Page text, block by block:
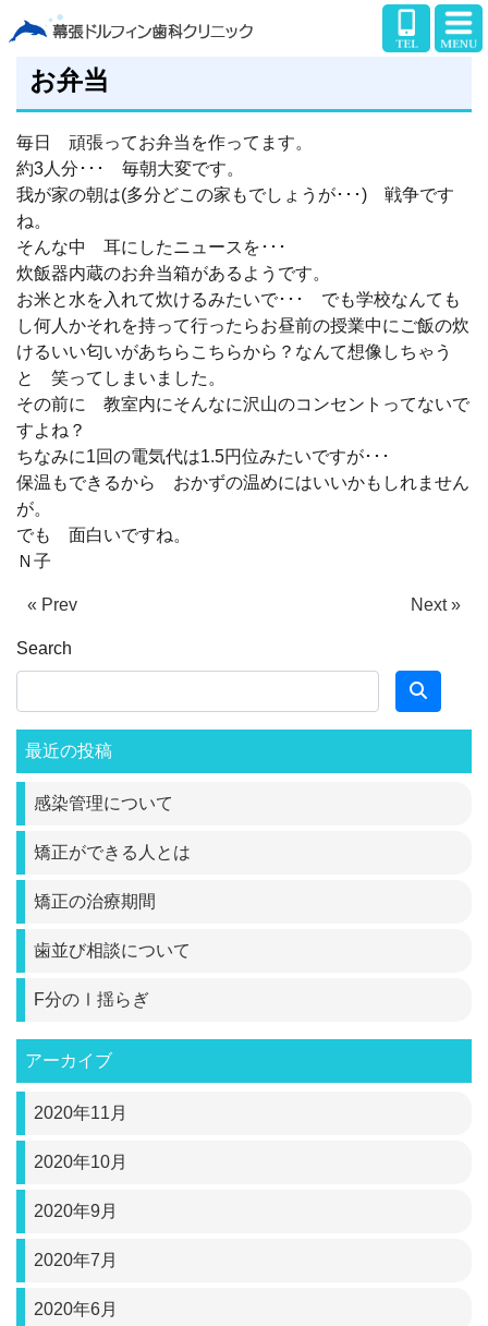
お弁当
毎日 頑張ってお弁当を作ってます。
約3人分･･･ 毎朝大変です。
我が家の朝は(多分どこの家もでしょうが･･･) 戦争です
ね。
そんな中 耳にしたニュースを･･･
炊飯器内蔵のお弁当箱があるようです。
お米と水を入れて炊けるみたいで･･･ でも学校なんても
し何人かそれを持って行ったらお昼前の授業中にご飯の炊
けるいい匂いがあちらこちらから？なんて想像しちゃう
と 笑ってしまいました。
その前に 教室内にそんなに沢山のコンセントってないで
すよね？
ちなみに1回の電気代は1.5円位みたいですが･･･
保温もできるから おかずの温めにはいいかもしれません
が。
でも 面白いですね。
Ｎ子
« Prev Next »
Search
最近の投稿
感染管理について
矯正ができる人とは
矯正の治療期間
歯並び相談について
F分のⅠ揺らぎ
アーカイブ
2020年11月
2020年10月
2020年9月
2020年7月
2020年6月